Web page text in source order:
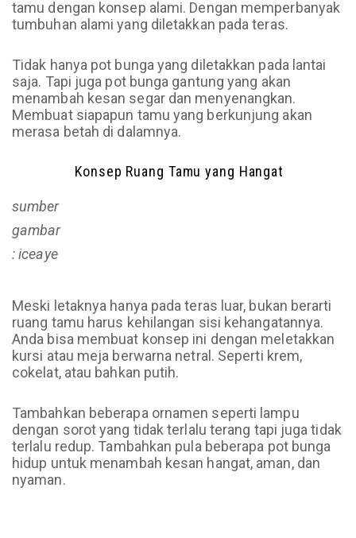
tamu dengan konsep alami. Dengan memperbanyak
tumbuhan alami yang diletakkan pada teras.
Tidak hanya pot bunga yang diletakkan pada lantai
saja. Tapi juga pot bunga gantung yang akan
menambah kesan segar dan menyenangkan.
Membuat siapapun tamu yang berkunjung akan
merasa betah di dalamnya.
sumber
gambar
: iceaye
Konsep Ruang Tamu yang Hangat
Meski letaknya hanya pada teras luar, bukan berarti
ruang tamu harus kehilangan sisi kehangatannya.
Anda bisa membuat konsep ini dengan meletakkan
kursi atau meja berwarna netral. Seperti krem,
cokelat, atau bahkan putih.
Tambahkan beberapa ornamen seperti lampu
dengan sorot yang tidak terlalu terang tapi juga tidak
terlalu redup. Tambahkan pula beberapa pot bunga
hidup untuk menambah kesan hangat, aman, dan
nyaman.